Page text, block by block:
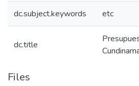
dc.subject.keywords etc
dc.title
Files